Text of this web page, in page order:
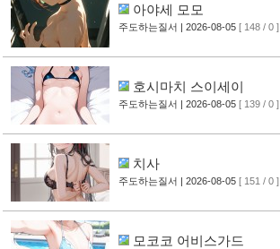
아야세 모모
주도하는질서 | 2026-08-05 [ 148 / 0 ]
호시마치 스이세이
주도하는질서 | 2026-08-05 [ 139 / 0 ]
치사
주도하는질서 | 2026-08-05 [ 151 / 0 ]
모코코 어비스가드